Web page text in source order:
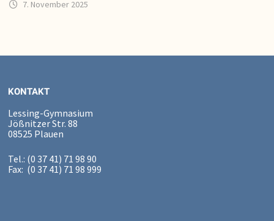
7. November 2025
KONTAKT
Lessing-Gymnasium
Jößnitzer Str. 88
08525 Plauen
Tel.: (0 37 41) 71 98 90
Fax: (0 37 41) 71 98 999